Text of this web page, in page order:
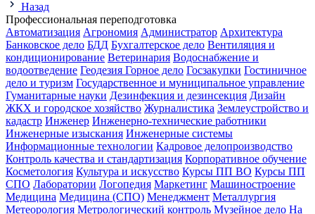
Назад
Профессиональная переподготовка
Автоматизация Агрономия Администратор Архитектура
Банковское дело БДД Бухгалтерское дело Вентиляция и
кондиционирование Ветеринария Водоснабжение и
водоотведение Геодезия Горное дело Госзакупки Гостиничное
дело и туризм Государственное и муниципальное управление
Гуманитарные науки Дезинфекция и дезинсекция Дизайн
ЖКХ и городское хозяйство Журналистика Землеустройство и
кадастр Инженер Инженерно-технические работники
Инженерные изыскания Инженерные системы
Информационные технологии Кадровое делопроизводство
Контроль качества и стандартизация Корпоративное обучение
Косметология Культура и искусство Курсы ПП ВО Курсы ПП
СПО Лаборатории Логопедия Маркетинг Машиностроение
Медицина Медицина (СПО) Менеджмент Металлургия
Метеорология Метрологический контроль Музейное дело На